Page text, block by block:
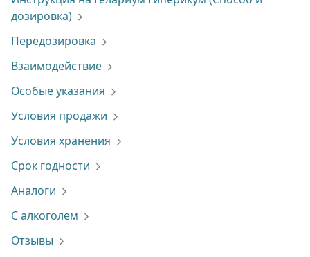
дозировка)
Передозировка
Взаимодействие
Особые указания
Условия продажи
Условия хранения
Срок годности
Аналоги
С алкоголем
Отзывы